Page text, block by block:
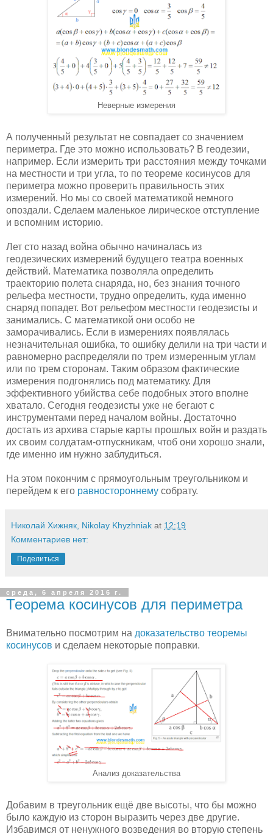
Неверные измерения
А полученный результат не совпадает со значением
периметра. Где это можно использовать? В геодезии,
например. Если измерить три расстояния между точками
на местности и три угла, то по теореме косинусов для
периметра можно проверить правильность этих
измерений. Но мы со своей математикой немного
опоздали. Сделаем маленькое лирическое отступление
и вспомним историю.
Лет сто назад война обычно начиналась из
геодезических измерений будущего театра военных
действий. Математика позволяла определить
траекторию полета снаряда, но, без знания точного
рельефа местности, трудно определить, куда именно
снаряд попадет. Вот рельефом местности геодезисты и
занимались. С математикой они особо не
заморачивались. Если в измерениях появлялась
незначительная ошибка, то ошибку делили на три части и
равномерно распределяли по трем измеренным углам
или по трем сторонам. Таким образом фактические
измерения подгонялись под математику. Для
эффективного убийства себе подобных этого вполне
хватало. Сегодня геодезисты уже не бегают с
инструментами перед началом войны. Достаточно
достать из архива старые карты прошлых войн и раздать
их своим солдатам-отпускникам, чтоб они хорошо знали,
где именно им нужно заблудиться.
На этом покончим с прямоугольным треугольником и
перейдем к его равностороннему собрату.
Николай Хижняк, Nikolay Khyzhniak at 12:19
Комментариев нет:
Поделиться
среда, 6 апреля 2016 г.
Теорема косинусов для периметра
Внимательно посмотрим на доказательство теоремы
косинусов и сделаем некоторые поправки.
Анализ доказательства
Добавим в треугольник ещё две высоты, что бы можно
было каждую из сторон выразить через две другие.
Избавимся от ненужного возведения во вторую степень